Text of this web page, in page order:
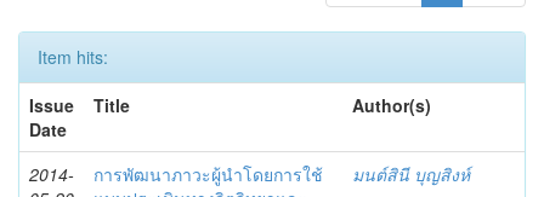
Item hits:
Issue
Date
Title Author(s)
2014-
การพัฒนาภาวะผู้นำโดยการใช้
มนต์สินี บุญสิงห์